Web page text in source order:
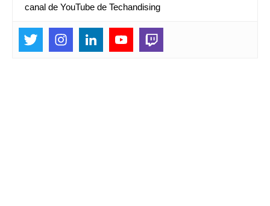
canal de YouTube de Techandising